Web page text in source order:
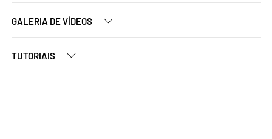
GALERIA DE VÍDEOS
TUTORIAIS